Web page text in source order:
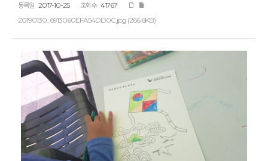
등록일 2017-10-25 조회수 41767
20190130_6913060EFA54DD0C.jpg (266.6KB)